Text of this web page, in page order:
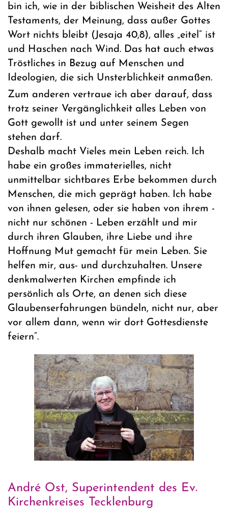
bin ich, wie in der biblischen Weisheit des Alten
Testaments, der Meinung, dass außer Gottes
Wort nichts bleibt (Jesaja 40,8), alles „eitel“ ist
und Haschen nach Wind. Das hat auch etwas
Tröstliches in Bezug auf Menschen und
Ideologien, die sich Unsterblichkeit anmaßen.
Zum anderen vertraue ich aber darauf, dass
trotz seiner Vergänglichkeit alles Leben von
Gott gewollt ist und unter seinem Segen
stehen darf.
Deshalb macht Vieles mein Leben reich. Ich
habe ein großes immaterielles, nicht
unmittelbar sichtbares Erbe bekommen durch
Menschen, die mich geprägt haben. Ich habe
von ihnen gelesen, oder sie haben von ihrem -
nicht nur schönen - Leben erzählt und mir
durch ihren Glauben, ihre Liebe und ihre
Hoffnung Mut gemacht für mein Leben. Sie
helfen mir, aus- und durchzuhalten. Unsere
denkmalwerten Kirchen empfinde ich
persönlich als Orte, an denen sich diese
Glaubenserfahrungen bündeln, nicht nur, aber
vor allem dann, wenn wir dort Gottesdienste
feiern“.
André Ost, Superintendent des Ev.
Kirchenkreises Tecklenburg